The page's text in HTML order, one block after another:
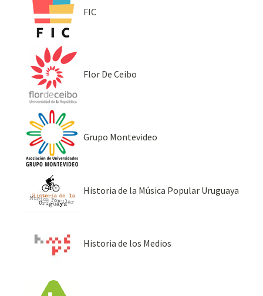
FIC
Flor De Ceibo
Grupo Montevideo
Historia de la Música Popular Uruguaya
Historia de los Medios